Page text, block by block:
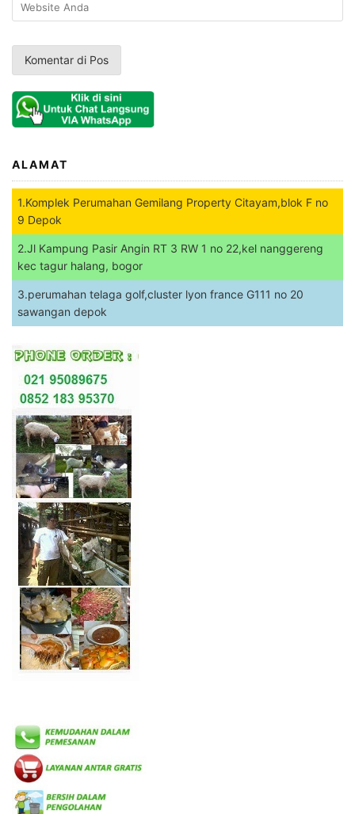
ALAMAT
1.Komplek Perumahan Gemilang Property Citayam,blok F no
9 Depok
2.Jl Kampung Pasir Angin RT 3 RW 1 no 22,kel nanggereng
kec tagur halang, bogor
3.perumahan telaga golf,cluster lyon france G111 no 20
sawangan depok